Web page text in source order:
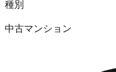
種別
中古マンション